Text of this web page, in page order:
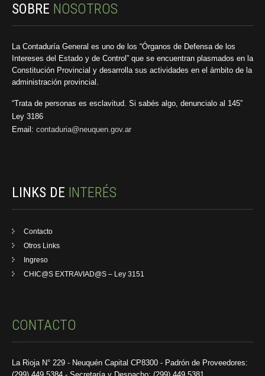
SOBRE NOSOTROS
La Contaduría General es uno de los “Órganos de Defensa de los
Intereses del Estado y de Control” que se encuentran plasmados en la
Constitución Provincial y desarrolla sus actividades en el ámbito de la
administración provincial.
“Trata de personas es esclavitud. Si sabés algo, denuncialo al 145”
Ley 3186
Email: contaduria@neuquen.gov.ar
LINKS DE INTERÉS
Contacto
Otros Links
Ingreso
CHIC@S EXTRAVIAD@S – Ley 3151
CONTACTO
La Rioja N° 229 - Neuquén Capital CP8300 - Padrón de Proveedores: